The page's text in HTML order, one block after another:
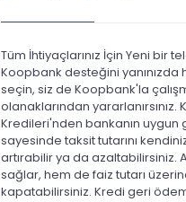
Tüm İhtiyaçlarınız İçin Yeni bir
Koopbank desteğini
seçin, siz de Koopbank'la
olanaklarından
Kredileri'nden bankanın
sayesinde taksit tutarını
artırabilir ya da azaltabilirsiniz.
sağlar, hem de faiz tutarı
kapatabilirsiniz. Kredi geri